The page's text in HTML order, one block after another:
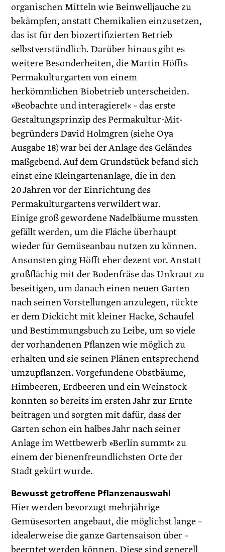
organischen Mitteln wie Beinwelljauche zu
bekämpfen, anstatt Chemikalien einzusetzen,
das ist für den biozertifizierten Betrieb
selbstverständlich. Darüber hinaus gibt es
weitere Besonderheiten, die Martin Höffts
Permakulturgarten von einem
herkömmlichen Biobetrieb unterscheiden.
»Beobachte und interagiere!« – das erste
Gestaltungsprinzip des Permakultur-Mit­
begründers David Holmgren (siehe Oya
Ausgabe 18) war bei der Anlage des Geländes
maßgebend. Auf dem Grundstück befand sich
einst eine Kleingartenanlage, die in den
20 Jahren vor der Einrichtung des
Permakulturgartens verwildert war.
Einige groß gewordene Nadelbäume mussten
gefällt werden, um die Fläche überhaupt
wieder für Gemüseanbau nutzen zu können.
Ansonsten ging Höfft eher dezent vor. Anstatt
großflächig mit der Bodenfräse das Unkraut zu
beseitigen, um danach einen neuen Garten
nach seinen Vorstellungen anzulegen, rückte
er dem Dickicht mit kleiner Hacke, Schaufel
und Bestimmungsbuch zu Leibe, um so viele
der vorhandenen Pflanzen wie möglich zu
erhalten und sie seinen Plänen entsprechend
umzupflanzen. Vorgefundene Obstbäume,
Himbeeren, Erdbeeren und ein Weinstock
konnten so bereits im ersten Jahr zur Ernte
beitragen und sorgten mit dafür, dass der
Garten schon ein halbes Jahr nach seiner
Anlage im Wettbewerb »Berlin summt« zu
einem der bienenfreundlichsten Orte der
Stadt gekürt wurde.
Bewusst getroffene Pflanzenauswahl
Hier werden bevorzugt mehrjährige
Gemüsesorten angebaut, die möglichst lange –
idealerweise die ganze Gartensaison über –